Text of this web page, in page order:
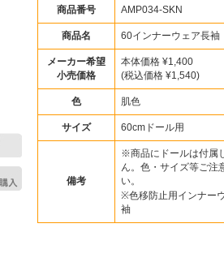
商品番号 AMP034-SKN
商品名 60インナーウェア長袖
メーカー希望
小売価格
本体価格 ¥1,400
(税込価格 ¥1,540)
色 肌色
サイズ 60cmドール用
備考
※商品にドールは付属
ん。色・サイズ等ご注
い。
※色移防止用インナー
袖